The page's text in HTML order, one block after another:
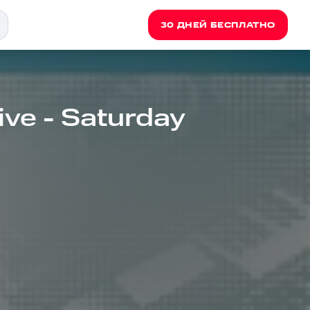
30 ДНЕЙ БЕСПЛАТНО
- Saturday